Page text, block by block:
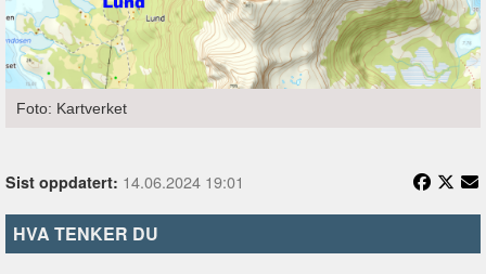
Foto: Kartverket
Sist oppdatert: 14.06.2024 19:01
HVA TENKER DU